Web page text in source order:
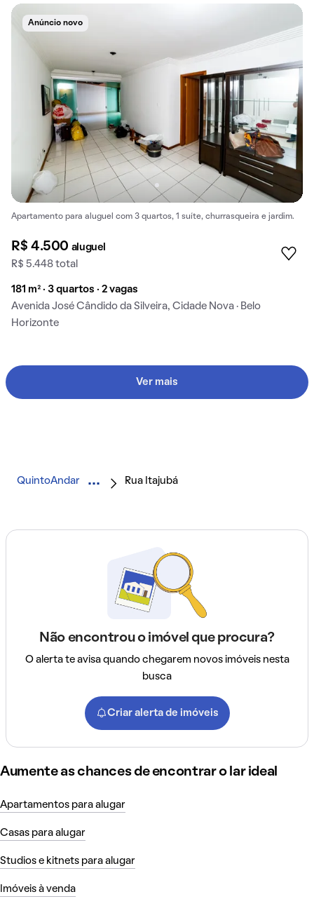
Anúncio novo
Apartamento para aluguel com 3 quartos, 1 suíte, churrasqueira e jardim.
R$ 4.500 aluguel
R$ 5.448 total
181 m² · 3 quartos · 2 vagas
Avenida José Cândido da Silveira, Cidade Nova · Belo
Horizonte
Ver mais
QuintoAndar Rua Itajubá
Não encontrou o imóvel que procura?
O alerta te avisa quando chegarem novos imóveis nesta
busca
Criar alerta de imóveis
Aumente as chances de encontrar o lar ideal
Apartamentos para alugar
Casas para alugar
Studios e kitnets para alugar
Imóveis à venda